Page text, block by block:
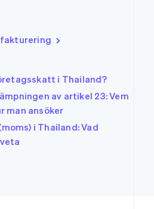
i Thailand?
av artikel 23: Vem
man ansöker
i Thailand: Vad